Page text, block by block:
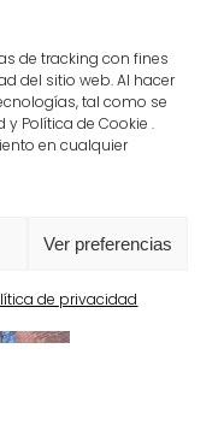
de tracking con fines
del sitio web. Al hacer
tal como se
Política de Cookie .
en cualquier
Ver preferencias
de privacidad